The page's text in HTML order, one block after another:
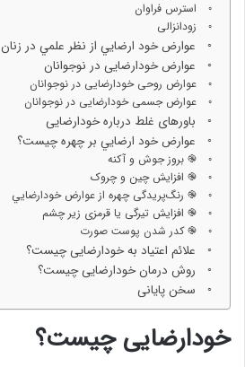
استرس فراوان
زودانزالی
عوارض خود ارضايي از نظر علمي در زنان
عوارض خودارضایی در نوجوانان
عوارض روحی خودارضایی در نوجوانان
عوارض جسمی خودارضایی در نوجوانان
باورهای غلط درباره خودارضایی
عوارض خود ارضايي بر چهره چیست؟
֎ بروز جوش و آکنه
֎ افزایش چین و چروک
֎ رنگ‌پریدگی چهره از عوارض خودارضايي
֎ افزایش تیرگی یا قرمزی زیر چشم
֎ کدر شدن پوست صورت
علائم اعتیاد به خودارضایی چیست؟
روش درمان خودارضایی چیست؟
سخن پایانی
خودارضایی چیست؟